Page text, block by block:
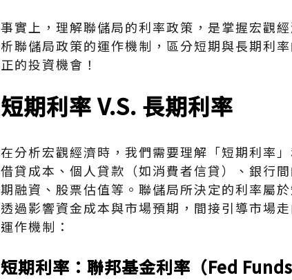
事實上，理解聯儲局的利率政策，是掌握宏觀
析聯儲局政策的運作機制，區分短期與長期利
正的投資機會！
短期利率 V.S. 長期利率
在分析宏觀經濟時，我們需要理解「短期利率
借貸成本、個人貸款（如消費者信貸）、銀行
期融資、股票估值等。聯儲局所決定的利率屬
透過影響資金成本與市場預期，間接引導市場
運作機制：
短期利率：聯邦基金利率（Fed Funds